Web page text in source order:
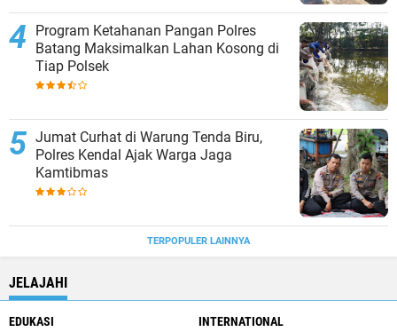
Program Ketahanan Pangan Polres
Batang Maksimalkan Lahan Kosong di
Tiap Polsek
Jumat Curhat di Warung Tenda Biru,
Polres Kendal Ajak Warga Jaga
Kamtibmas
TERPOPULER LAINNYA
JELAJAHI
EDUKASI INTERNATIONAL